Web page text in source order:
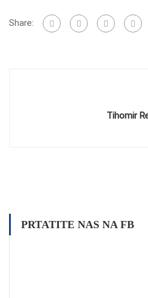
Share:
Tihomir
PRTATITE NAS NA FB